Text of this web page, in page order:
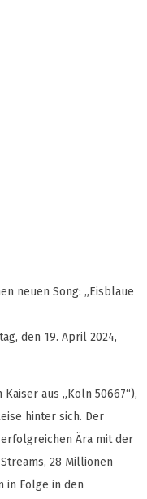
neuen Song: „Eisblaue
den 19. April 2024,
aus „Köln 50667“),
hinter sich. Der
Ära mit der
28 Millionen
in Folge in den